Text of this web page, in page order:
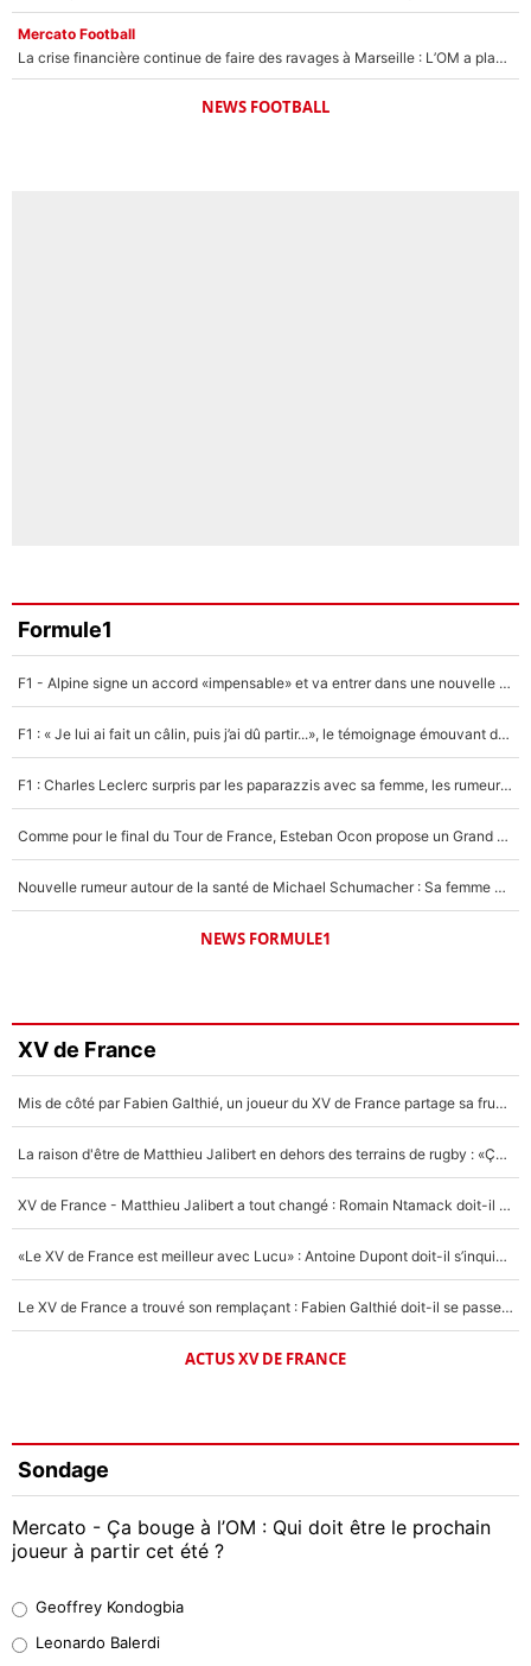
Mercato Football
La crise financière continue de faire des ravages à Marseille : L’OM a placé 12 joueurs sur le marché des transferts… et ça pourrait lui rapporter près de 100M€ !
NEWS FOOTBALL
Formule1
F1 - Alpine signe un accord «impensable» et va entrer dans une nouvelle dimension : Grande nouvelle pour Pierre Gasly !
F1 : « Je lui ai fait un câlin, puis j’ai dû partir...», le témoignage émouvant de Max Verstappen sur sa fille
F1 : Charles Leclerc surpris par les paparazzis avec sa femme, les rumeurs étaient vraies !
Comme pour le final du Tour de France, Esteban Ocon propose un Grand Prix de Formule 1 à Paris : «Autour de l’Arc de Triomphe, ce serait génial» !
Nouvelle rumeur autour de la santé de Michael Schumacher : Sa femme Corinna sort du silence
NEWS FORMULE1
XV de France
Mis de côté par Fabien Galthié, un joueur du XV de France partage sa frustration : «ils ne me l’ont pas dit tout de suite»
La raison d'être de Matthieu Jalibert en dehors des terrains de rugby : «Ça m'atteint autant que si tu touches à un membre de ma famille»
XV de France - Matthieu Jalibert a tout changé : Romain Ntamack doit-il s’inquiéter pour sa place à un an de la Coupe du monde ?
«Le XV de France est meilleur avec Lucu» : Antoine Dupont doit-il s’inquiéter pour sa place ?
Le XV de France a trouvé son remplaçant : Fabien Galthié doit-il se passer d'Antoine Dupont ?
ACTUS XV DE FRANCE
Sondage
Mercato - Ça bouge à l’OM : Qui doit être le prochain
joueur à partir cet été ?
38%
Geoffrey Kondogbia
Leonardo Balerdi